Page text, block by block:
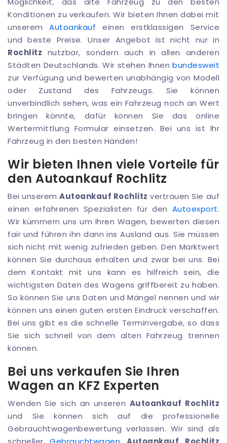
Konditionen zu verkaufen. Wir bieten Ihnen dabei mit
unseremAutoankauf einen erstklassigen Service
und beste Preise. Unser Angebot ist nicht nur in
Rochlitz nutzbar, sondern auch in allen anderen
Städten Deutschlands. Wir stehen Ihnen bundesweit
zur Verfügung und bewerten unabhängig von Modell
oder Zustand des Fahrzeugs. Sie können
unverbindlich sehen, was ein Fahrzeug noch an Wert
bringen könnte, dafür können Sie das online
Wertermittlung Formular einsetzen. Bei uns ist Ihr
Fahrzeug in den besten Händen!
Wir bieten Ihnen viele Vorteile für
den Autoankauf Rochlitz
Bei unseremAutoankauf Rochlitz vertrauen Sie auf
einen erfahrenen Spezialisten für den Autoexport.
Wir kümmern uns um Ihren Wagen, bewerten diesen
fair und führen ihn dann ins Ausland aus. Sie müssen
sich nicht mit wenig zufrieden geben. Den Marktwert
können Sie durchaus erhalten und zwar bei uns. Bei
dem Kontakt mit uns kann es hilfreich sein, die
wichtigsten Daten des Wagens griffbereit zu haben.
So können Sie uns Daten und Mängel nennen und wir
können uns einen guten ersten Eindruck verschaffen.
Bei uns gibt es die schnelle Terminvergabe, so dass
Sie sich schnell von dem alten Fahrzeug trennen
können.
Bei uns verkaufen Sie Ihren
Wagen an KFZ Experten
Wenden Sie sich an unseren Autoankauf Rochlitz
und Sie können sich auf die professionelle
Gebrauchtwagenbewertung verlassen. Wir sind als